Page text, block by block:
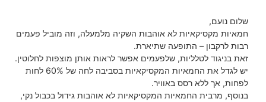
שלום נועם,
חמאיות מקסיקאיות לא אוהבות השקיה מלמעלה, וזה מוביל פעמים
רבות לרקבון – התופעה שתיארת.
זאת בניגוד לטלליות, שלפעמים אפשר לראות אותן מוצפות לחלוטין.
יש לגדל את החמאיות המקסיקאיות בסביבה לחה של 60% לחות
לפחות, אך ללא רסס באוויר.
בנוסף, מרבית החמאיות המקסיקאיות לא אוהבות גידול בכבול נקי,